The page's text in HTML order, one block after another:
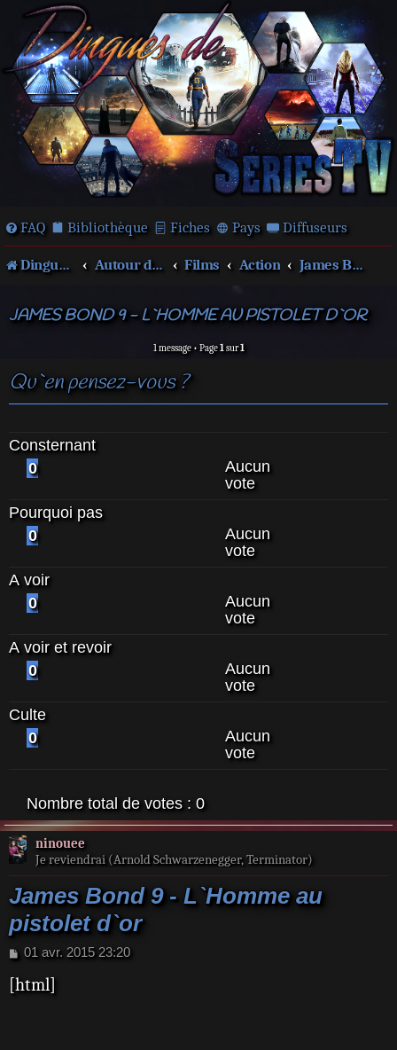
FAQ Bibliothèque Fiches Pays Diffuseurs
Dingues de séries télé ! Autour des films et séries Films Action James Bond
JAMES BOND 9 - L`HOMME AU PISTOLET D`OR
1 message • Page1sur1
Qu`en pensez-vous ?
Consternant
0
Aucun
vote
Pourquoi pas
0
Aucun
vote
A voir
0
Aucun
vote
A voir et revoir
0
Aucun
vote
Culte
0
Aucun
vote
Nombre total de votes : 0
ninouee
Je reviendrai (Arnold Schwarzenegger, Terminator)
James Bond 9 - L`Homme au
pistolet d`or
M
s
01 avr. 2015 23:20
[html]